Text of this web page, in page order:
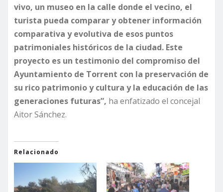
vivo, un museo en la calle donde el vecino, el
turista pueda comparar y obtener información
comparativa y evolutiva de esos puntos
patrimoniales históricos de la ciudad. Este
proyecto es un testimonio del compromiso del
Ayuntamiento de Torrent con la preservación de
su rico patrimonio y cultura y la educación de las
generaciones futuras”, ha enfatizado el concejal
Aitor Sánchez.
Relacionado